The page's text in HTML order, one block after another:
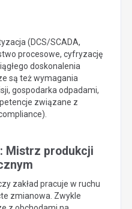
(DCS/SCADA,
procesowe, cyfryzację
doskonalenia
są też wymagania
gospodarka odpadami,
związane z
Mistrz produkcji
zakład pracuje w ruchu
zmianowa. Zwykle